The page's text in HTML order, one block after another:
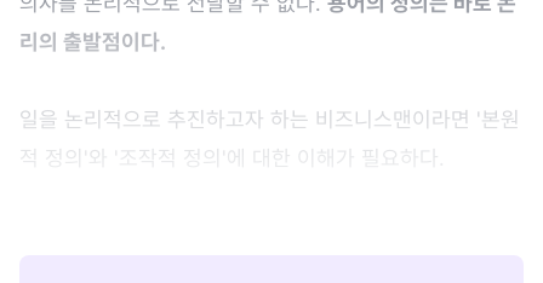
리의 출발점이다.
일을 논리적으로 추진하고자 하는 비즈니스맨이라면 '본원
적 정의'와 '조작적 정의'에 대한 이해가 필요하다.